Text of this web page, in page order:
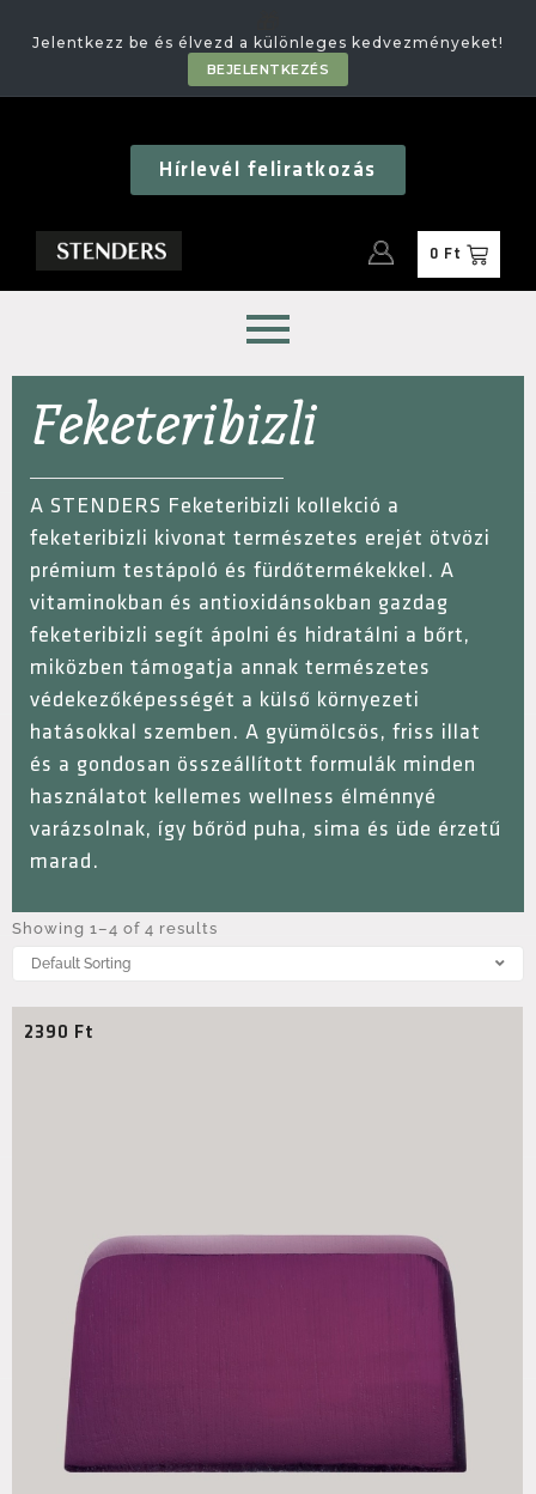
Jelentkezz be és élvezd a különleges kedvezményeket!
BEJELENTKEZÉS
Hírlevél feliratkozás
0 Ft
Feketeribizli
A STENDERS Feketeribizli kollekció a
feketeribizli kivonat természetes erejét ötvözi
prémium testápoló és fürdőtermékekkel. A
vitaminokban és antioxidánsokban gazdag
feketeribizli segít ápolni és hidratálni a bőrt,
miközben támogatja annak természetes
védekezőképességét a külső környezeti
hatásokkal szemben. A gyümölcsös, friss illat
és a gondosan összeállított formulák minden
használatot kellemes wellness élménnyé
varázsolnak, így bőröd puha, sima és üde érzetű
marad.
Showing 1–4 of 4 results
2390 Ft